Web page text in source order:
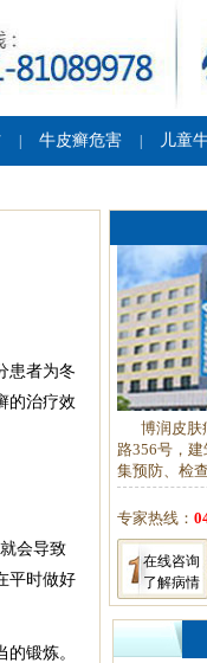
牛皮癣危害 儿童
患者为冬
的治疗效
会导致
平时做好
锻炼。
博润皮肤
路356号，
集预防、检
专家热线：
在线咨询
了解病情